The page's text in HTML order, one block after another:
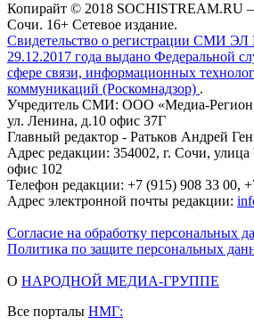
Копирайт © 2018 SOCHISTREAM.RU
Сочи. 16+ Сетевое издание.
Свидетельство о регистрации СМИ
29.12.2017 года выдано Федеральной
сфере связи, информационных
коммуникаций (Роскомнадзор) .
Учредитель СМИ: ООО «Медиа-
ул. Ленина, д.10 офис 37Г
Главный редактор - Ратьков Андрей
Адрес редакции: 354002, г. Сочи, улица
офис 102
Телефон редакции: +7 (915) 908 33 00,
Адрес электронной почты редакции:
Согласие на обработку персональных
Политика по защите персональных
О НАРОДНОЙ МЕДИА-ГРУППЕ
Все порталы НМГ: